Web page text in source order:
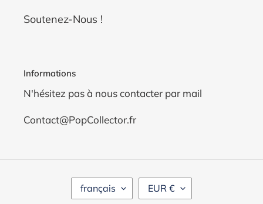
Soutenez-Nous !
Informations
N'hésitez pas à nous contacter par mail
Contact@PopCollector.fr
LANGUE
français DEVISE
EUR €